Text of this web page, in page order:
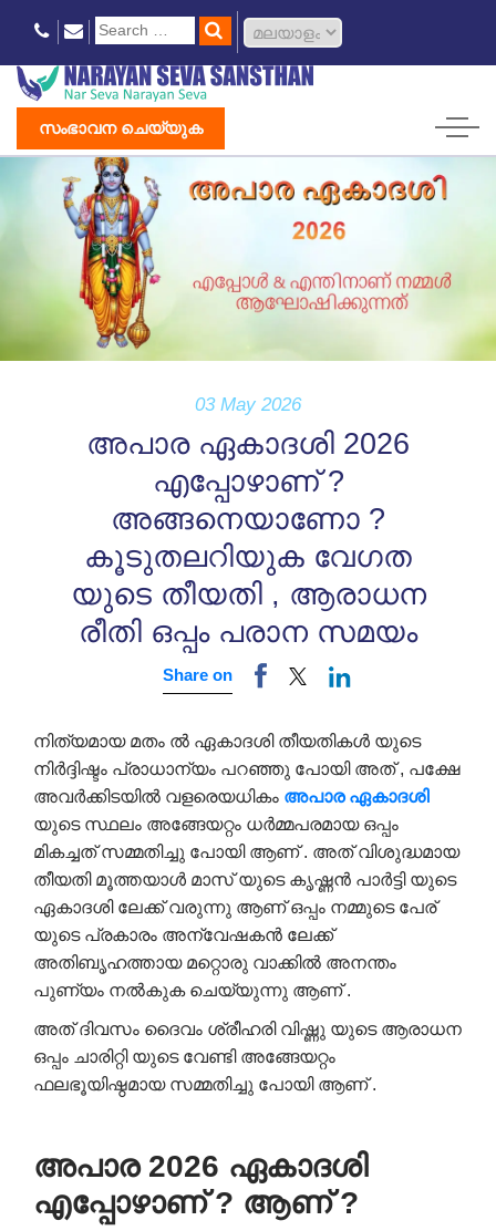
സംഭാവന ചെയ്യുക
03 May 2026
അപാര ഏകാദശി 2026
എപ്പോഴാണ് ?
അങ്ങനെയാണോ ?
കൂടുതലറിയുക വേഗത
യുടെ തീയതി , ആരാധന
രീതി ഒപ്പം പരാന സമയം
Share on
നിത്യമായ മതം ൽ ഏകാദശി തീയതികൾ യുടെ
നിർദ്ദിഷ്ടം പ്രാധാന്യം പറഞ്ഞു പോയി അത് , പക്ഷേ
അവർക്കിടയിൽ വളരെയധികം അപാര ഏകാദശി
യുടെ സ്ഥലം അങ്ങേയറ്റം ധർമ്മപരമായ ഒപ്പം
മികച്ചത് സമ്മതിച്ചു പോയി ആണ് . അത് വിശുദ്ധമായ
തീയതി മൂത്തയാൾ മാസ് യുടെ കൃഷ്ണൻ പാർട്ടി യുടെ
ഏകാദശി ലേക്ക് വരുന്നു ആണ് ഒപ്പം നമ്മുടെ പേര്
യുടെ പ്രകാരം അന്വേഷകൻ ലേക്ക്
അതിബൃഹത്തായ മറ്റൊരു വാക്കിൽ അനന്തം
പുണ്യം നൽകുക ചെയ്യുന്നു ആണ് .
അത് ദിവസം ദൈവം ശ്രീഹരി വിഷ്ണു യുടെ ആരാധന
ഒപ്പം ചാരിറ്റി യുടെ വേണ്ടി അങ്ങേയറ്റം
ഫലഭൂയിഷ്ഠമായ സമ്മതിച്ചു പോയി ആണ് .
അപാര 2026 ഏകാദശി
എപ്പോഴാണ് ? ആണ്?